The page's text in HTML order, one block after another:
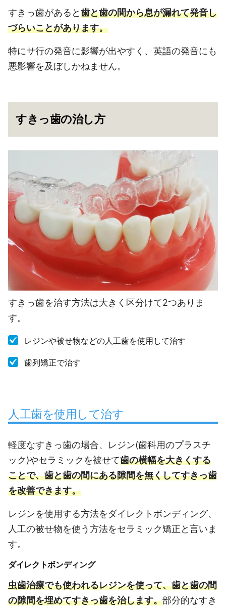
すきっ歯があると歯と歯の間から息が漏れて発音し
づらいことがあります。
特にサ行の発音に影響が出やすく、英語の発音にも
悪影響を及ぼしかねません。
すきっ歯の治し方
すきっ歯を治す方法は大きく区分けて2つありま
す。
レジンや被せ物などの人工歯を使用して治す
歯列矯正で治す
人工歯を使用して治す
軽度なすきっ歯の場合、レジン(歯科用のプラスチ
ック)やセラミックを被せて歯の横幅を大きくする
ことで、歯と歯の間にある隙間を無くしてすきっ歯
を改善できます。
レジンを使用する方法をダイレクトボンディング、
人工の被せ物を使う方法をセラミック矯正と言いま
す。
ダイレクトボンディング
虫歯治療でも使われるレジンを使って、歯と歯の間
の隙間を埋めてすきっ歯を治します。部分的なすき